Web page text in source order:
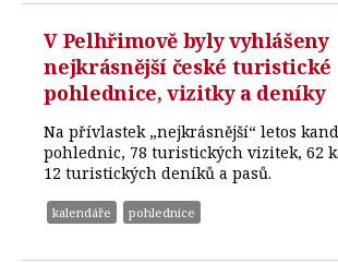
V Pelhřimově byly vyhlášeny
nejkrásnější české turistické
pohlednice, vizitky a deníky
Na přívlastek „nejkrásnější“ letos
pohlednic, 78 turistických vizitek, 62
12 turistických deníků a pasů.
kalendáře pohlednice